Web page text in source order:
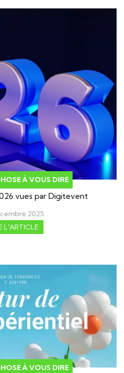
À VOUS DIRE
vues par Digitevent
2025
L'ARTICLE
À VOUS DIRE